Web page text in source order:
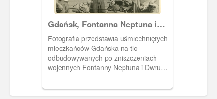
Gdańsk, Fontanna Neptuna i
Dwór Artusa
Fotografia przedstawia uśmiechniętych
mieszkańców Gdańska na tle
odbudowywanych po zniszczeniach
wojennych Fontanny Neptuna i Dwru